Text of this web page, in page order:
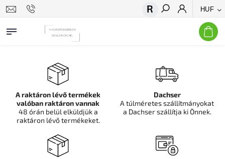
HUF
Keresés
A raktáron lévő termékek
valóban raktáron vannak
48 órán belül elküldjük a
raktáron lévő termékeket.
Dachser
A túlméretes szállítmányokat
a Dachser szállítja ki Önnek.